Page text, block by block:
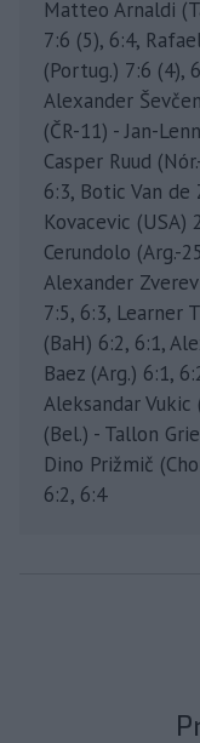
Matteo Arnaldi
7:6 (5), 6:4,
(Portug.) 7:6 (4),
Alexander
(ČR-11) - Jan-
Casper Ruud
6:3, Botic Van de
Kovacevic (USA)
Cerundolo (Arg.-
Alexander
7:5, 6:3, Learner
(BaH) 6:2, 6:1,
Baez (Arg.) 6:1,
Aleksandar
(Bel.) - Tallon
Dino Prižmič
6:2, 6:4